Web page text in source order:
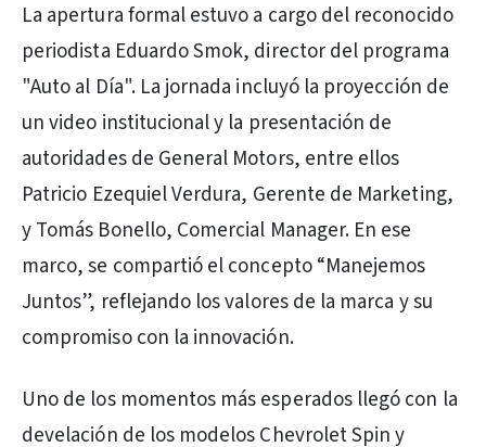
La apertura formal estuvo a cargo del reconocido
periodista Eduardo Smok, director del programa
"Auto al Día". La jornada incluyó la proyección de
un video institucional y la presentación de
autoridades de General Motors, entre ellos
Patricio Ezequiel Verdura, Gerente de Marketing,
y Tomás Bonello, Comercial Manager. En ese
marco, se compartió el concepto “Manejemos
Juntos”, reflejando los valores de la marca y su
compromiso con la innovación.
Uno de los momentos más esperados llegó con la
develación de los modelos Chevrolet Spin y